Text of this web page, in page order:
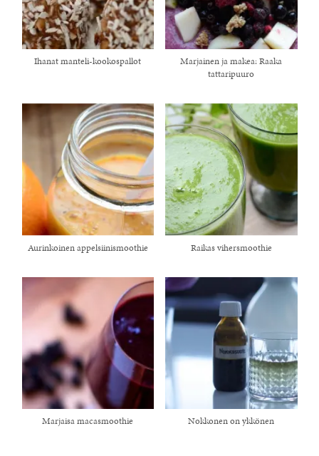
Ihanat manteli-kookospallot
Marjainen ja makea: Raaka
tattaripuuro
Aurinkoinen appelsiinismoothie Raikas vihersmoothie
Marjaisa macasmoothie Nokkonen on ykkönen